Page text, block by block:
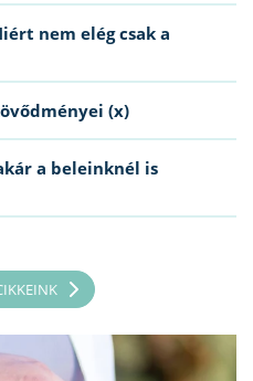
nem elég csak a
(x)
a beleinknél is